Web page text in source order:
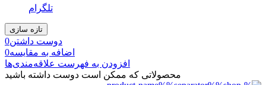
تلگرام
دوست داشتن0
اضافه به مقایسه0
افزودن به فهرست علاقه‌مندی‌ها
محصولاتی که ممکن است دوست داشته باشید